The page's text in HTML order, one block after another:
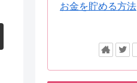
お金を貯める方法